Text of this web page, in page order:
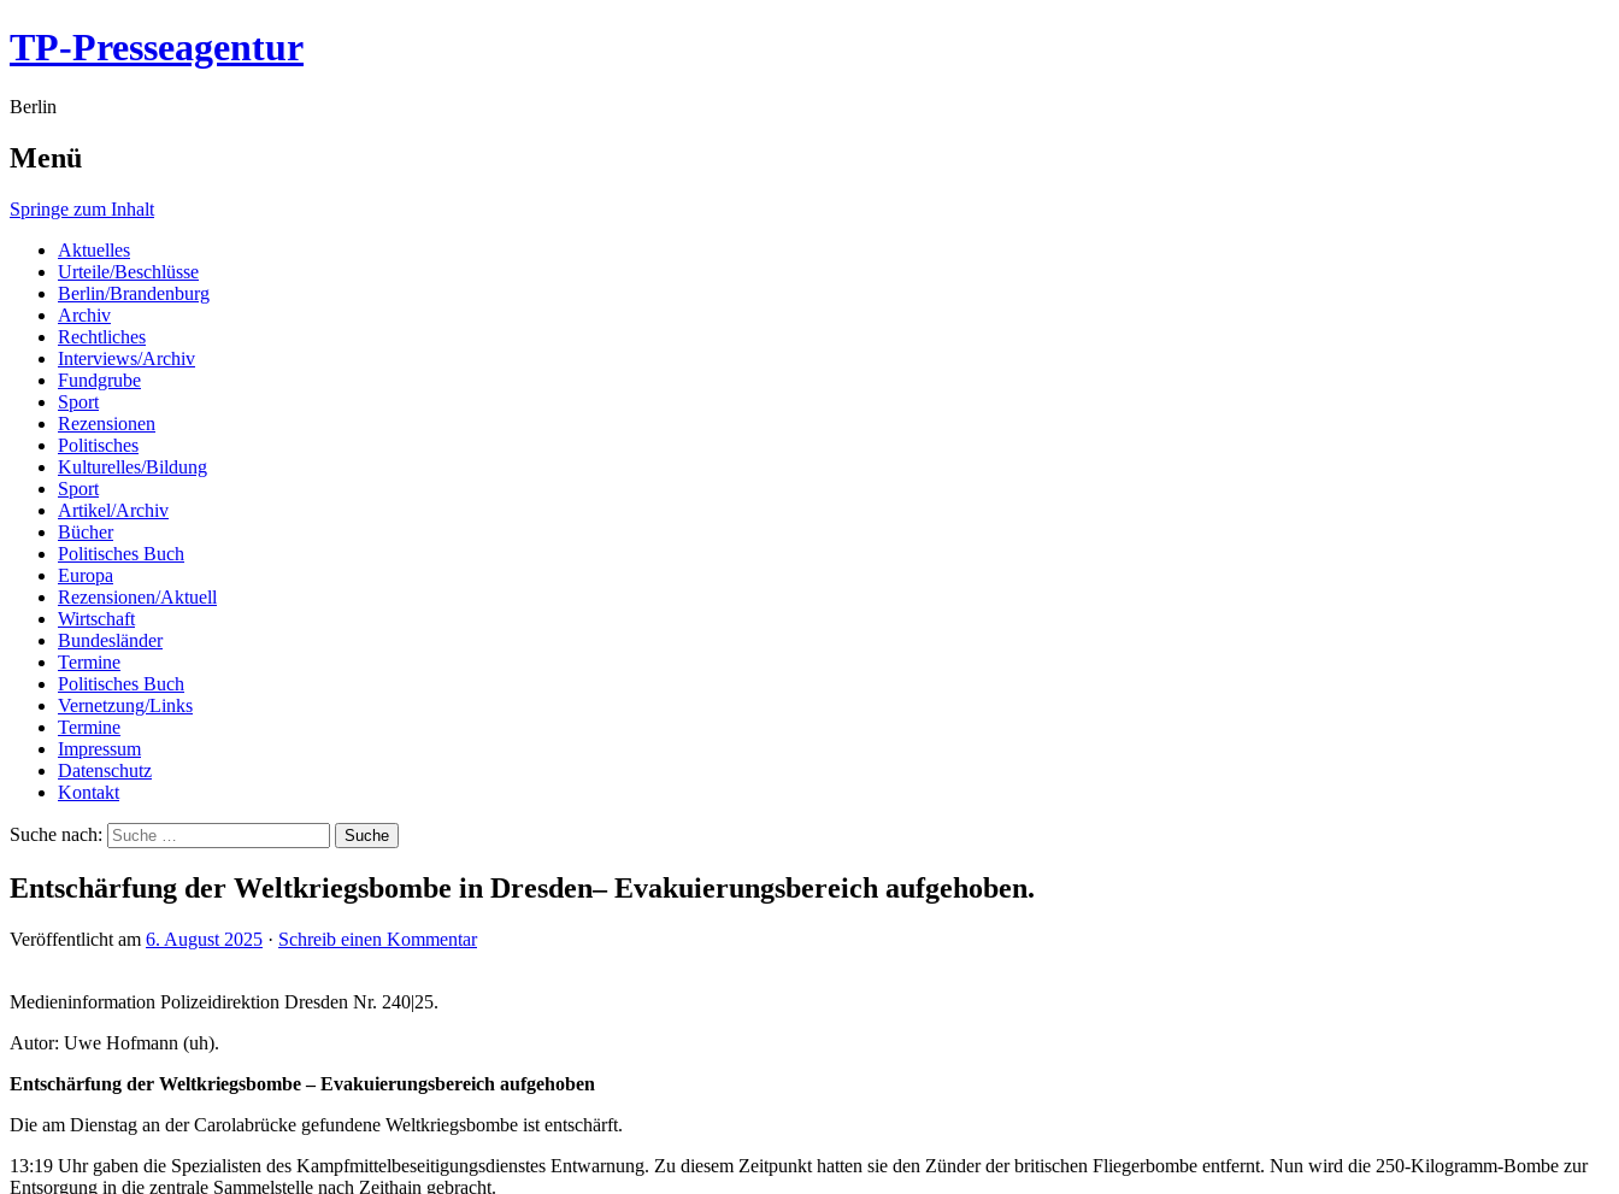
TP-Presseagentur
Berlin
Menü
Springe zum Inhalt
Aktuelles
Urteile/Beschlüsse
Berlin/Brandenburg
Archiv
Rechtliches
Interviews/Archiv
Fundgrube
Sport
Rezensionen
Politisches
Kulturelles/Bildung
Sport
Artikel/Archiv
Bücher
Politisches Buch
Europa
Rezensionen/Aktuell
Wirtschaft
Bundesländer
Termine
Politisches Buch
Vernetzung/Links
Termine
Impressum
Datenschutz
Kontakt
Suche nach:
Entschärfung der Weltkriegsbombe in Dresden– Evakuierungsbereich aufgehoben.
Veröffentlicht am 6. August 2025 · Schreib einen Kommentar
Medieninformation Polizeidirektion Dresden Nr. 240|25.
Autor: Uwe Hofmann (uh).
Entschärfung der Weltkriegsbombe – Evakuierungsbereich aufgehoben
Die am Dienstag an der Carolabrücke gefundene Weltkriegsbombe ist entschärft.
13:19 Uhr gaben die Spezialisten des Kampfmittelbeseitigungsdienstes Entwarnung. Zu diesem Zeitpunkt hatten sie den Zünder der britischen Fliegerbombe entfernt. Nun wird die 250-Kilogramm-Bombe zur
Entsorgung in die zentrale Sammelstelle nach Zeithain gebracht.